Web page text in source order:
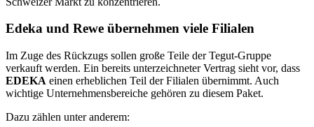
Edeka und Rewe übernehmen viele Filialen
Im Zuge des Rückzugs sollen große Teile der Tegut-Gruppe
verkauft werden. Ein bereits unterzeichneter Vertrag sieht vor, dass
EDEKA einen erheblichen Teil der Filialen übernimmt. Auch
wichtige Unternehmensbereiche gehören zu diesem Paket.
Dazu zählen unter anderem: